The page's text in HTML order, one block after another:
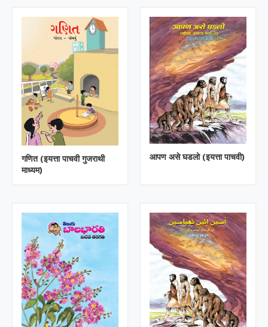
गणित (इयत्ता पाचवी गुजराथी
माध्यम)
आपण असे घडलो (इयत्ता पाचवी)